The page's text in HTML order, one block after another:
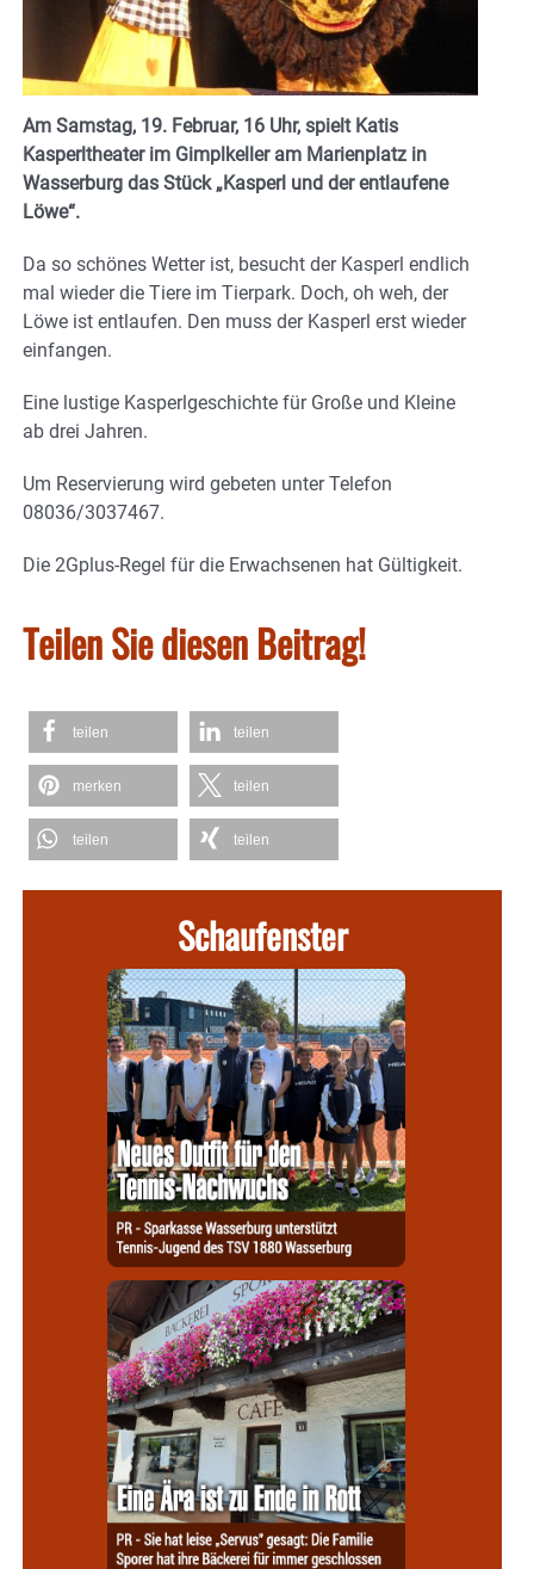
Am Samstag, 19. Februar, 16 Uhr, spielt Katis
Kasperltheater im Gimplkeller am Marienplatz in
Wasserburg das Stück „Kasperl und der entlaufene
Löwe“.
Da so schönes Wetter ist, besucht der Kasperl endlich
mal wieder die Tiere im Tierpark. Doch, oh weh, der
Löwe ist entlaufen. Den muss der Kasperl erst wieder
einfangen.
Eine lustige Kasperlgeschichte für Große und Kleine
ab drei Jahren.
Um Reservierung wird gebeten unter Telefon
08036/3037467.
Die 2Gplus-Regel für die Erwachsenen hat Gültigkeit.
Teilen Sie diesen Beitrag!
teilen teilen
merken teilen
teilen teilen
Schaufenster